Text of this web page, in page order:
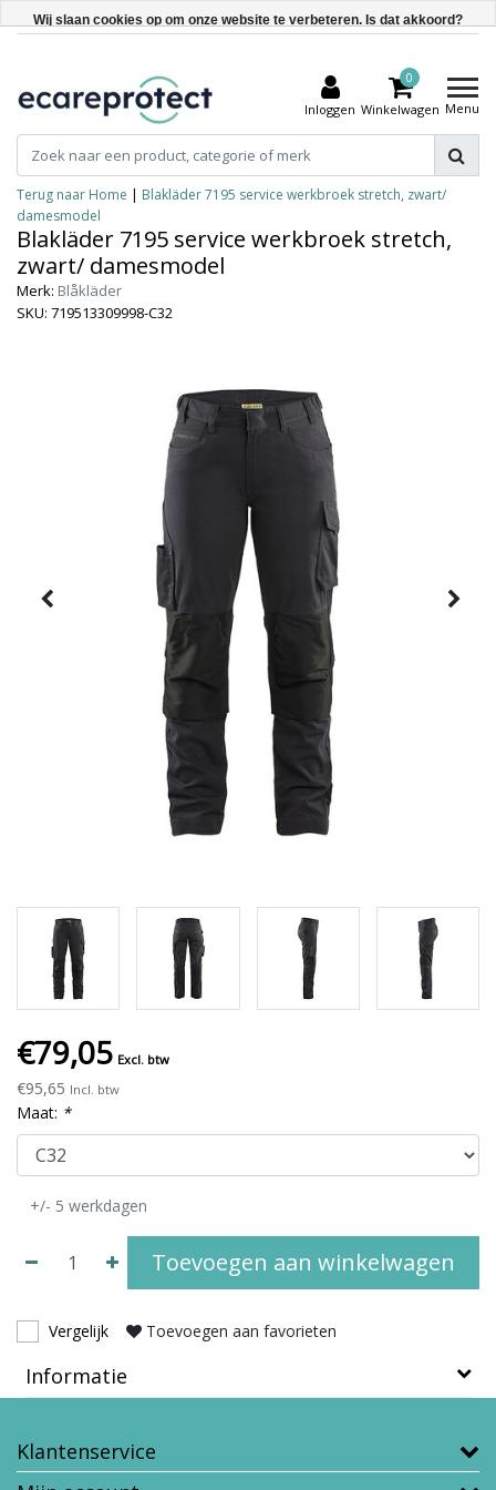
Inloggen
0
Winkelwagen Menu
Terug naar Home | Blakläder 7195 service werkbroek stretch, zwart/
damesmodel
Blakläder 7195 service werkbroek stretch,
zwart/ damesmodel
Merk: Blåkläder
SKU: 719513309998-C32
€79,05 Excl. btw
€95,65 Incl. btw
Maat: *
+/- 5 werkdagen
Toevoegen aan winkelwagen
Vergelijk Toevoegen aan favorieten
Informatie
Klantenservice
Wij slaan cookies op om onze website te verbeteren. Is dat akkoord?